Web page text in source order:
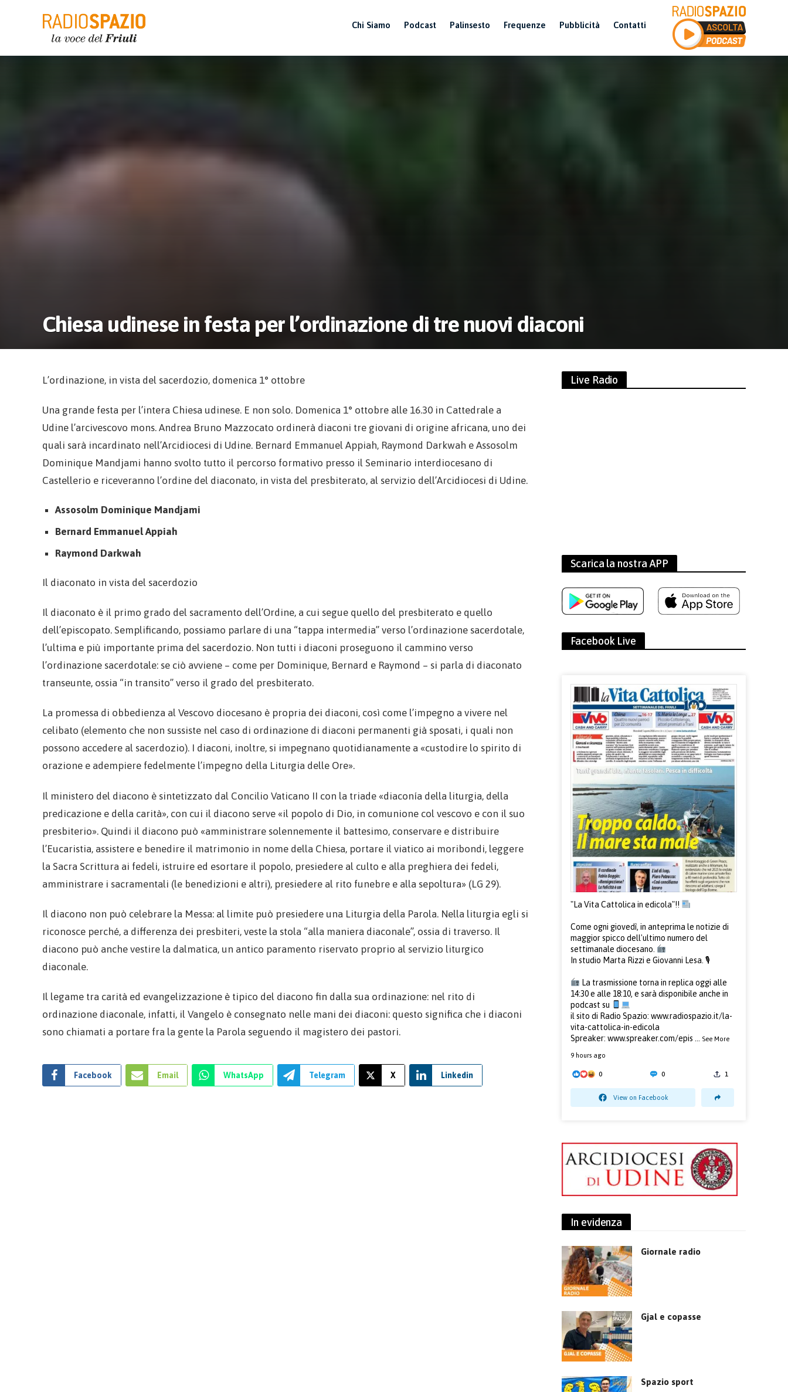
Chi Siamo Podcast Palinsesto Frequenze Pubblicità Contatti
Chiesa udinese in festa per l’ordinazione di tre nuovi diaconi
L’ordinazione, in vista del sacerdozio, domenica 1° ottobre
Una grande festa per l’intera Chiesa udinese. E non solo. Domenica 1° ottobre alle 16.30 in Cattedrale a
Udine l’arcivescovo mons. Andrea Bruno Mazzocato ordinerà diaconi tre giovani di origine africana, uno dei
quali sarà incardinato nell’Arcidiocesi di Udine. Bernard Emmanuel Appiah, Raymond Darkwah e Assosolm
Dominique Mandjami hanno svolto tutto il percorso formativo presso il Seminario interdiocesano di
Castellerio e riceveranno l’ordine del diaconato, in vista del presbiterato, al servizio dell’Arcidiocesi di Udine.
Assosolm Dominique Mandjami
Bernard Emmanuel Appiah
Raymond Darkwah
Il diaconato in vista del sacerdozio
Il diaconato è il primo grado del sacramento dell’Ordine, a cui segue quello del presbiterato e quello
dell’episcopato. Semplificando, possiamo parlare di una “tappa intermedia” verso l’ordinazione sacerdotale,
l’ultima e più importante prima del sacerdozio. Non tutti i diaconi proseguono il cammino verso
l’ordinazione sacerdotale: se ciò avviene – come per Dominique, Bernard e Raymond – si parla di diaconato
transeunte, ossia “in transito” verso il grado del presbiterato.
La promessa di obbedienza al Vescovo diocesano è propria dei diaconi, così come l’impegno a vivere nel
celibato (elemento che non sussiste nel caso di ordinazione di diaconi permanenti già sposati, i quali non
possono accedere al sacerdozio). I diaconi, inoltre, si impegnano quotidianamente a «custodire lo spirito di
orazione e adempiere fedelmente l’impegno della Liturgia delle Ore».
Il ministero del diacono è sintetizzato dal Concilio Vaticano II con la triade «diaconía della liturgia, della
predicazione e della carità», con cui il diacono serve «il popolo di Dio, in comunione col vescovo e con il suo
presbiterio». Quindi il diacono può «amministrare solennemente il battesimo, conservare e distribuire
l’Eucaristia, assistere e benedire il matrimonio in nome della Chiesa, portare il viatico ai moribondi, leggere
la Sacra Scrittura ai fedeli, istruire ed esortare il popolo, presiedere al culto e alla preghiera dei fedeli,
amministrare i sacramentali (le benedizioni e altri), presiedere al rito funebre e alla sepoltura» (LG 29).
Il diacono non può celebrare la Messa: al limite può presiedere una Liturgia della Parola. Nella liturgia egli si
riconosce perché, a differenza dei presbiteri, veste la stola “alla maniera diaconale”, ossia di traverso. Il
diacono può anche vestire la dalmatica, un antico paramento riservato proprio al servizio liturgico
diaconale.
Il legame tra carità ed evangelizzazione è tipico del diacono fin dalla sua ordinazione: nel rito di
ordinazione diaconale, infatti, il Vangelo è consegnato nelle mani dei diaconi: questo significa che i diaconi
sono chiamati a portare fra la gente la Parola seguendo il magistero dei pastori.
Facebook Email WhatsApp Telegram X Linkedin
Live Radio
Scarica la nostra APP
Facebook Live
"La Vita Cattolica in edicola"!!
Come ogni giovedì, in anteprima le notizie di
maggior spicco dell'ultimo numero del
settimanale diocesano.
In studio Marta Rizzi e Giovanni Lesa. 🎙
La trasmissione torna in replica oggi alle
14:30 e alle 18:10, e sarà disponibile anche in
podcast su
il sito di Radio Spazio: www.radiospazio.it/la-
vita-cattolica-in-edicola
Spreaker: www.spreaker.com/epis See More
9 hours ago
0 0 1
View on Facebook
In evidenza
Giornale radio
Gjal e copasse
Spazio sport